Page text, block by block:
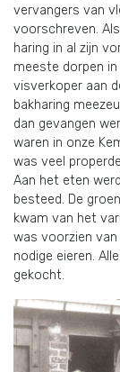
vervangers van
voorschreven.
haring in al zijn
meeste dorpen
visverkoper aan
bakharing
dan gevangen
waren in onze
was veel
Aan het eten
besteed. De
kwam van het
was voorzien
nodige eieren.
gekocht.